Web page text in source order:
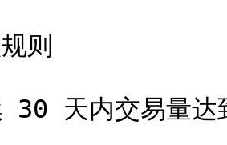
则
30 天内交易量达